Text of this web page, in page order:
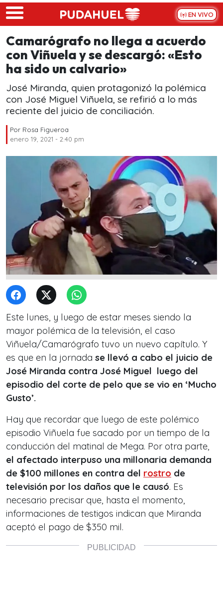
Skip to main content
EN VIVO
Camarógrafo no llega a acuerdo
con Viñuela y se descargó: «Esto
ha sido un calvario»
José Miranda, quien protagonizó la polémica
con José Miguel Viñuela, se refirió a lo más
reciente del juicio de conciliación.
Por Rosa Figueroa
enero 19, 2021 - 2:40 pm
Este lunes, y luego de estar meses siendo la
mayor polémica de la televisión, el caso
Viñuela/Camarógrafo tuvo un nuevo capítulo. Y
es que en la jornada se llevó a cabo el juicio de
José Miranda contra José Miguel luego del
episodio del corte de pelo que se vio en ‘Mucho
Gusto’.
Hay que recordar que luego de este polémico
episodio Viñuela fue sacado por un tiempo de la
conducción del matinal de Mega. Por otra parte,
el afectado interpuso una millonaria demanda
de $100 millones en contra del rostro de
televisión por los daños que le causó. Es
necesario precisar que, hasta el momento,
informaciones de testigos indican que Miranda
aceptó el pago de $350 mil.